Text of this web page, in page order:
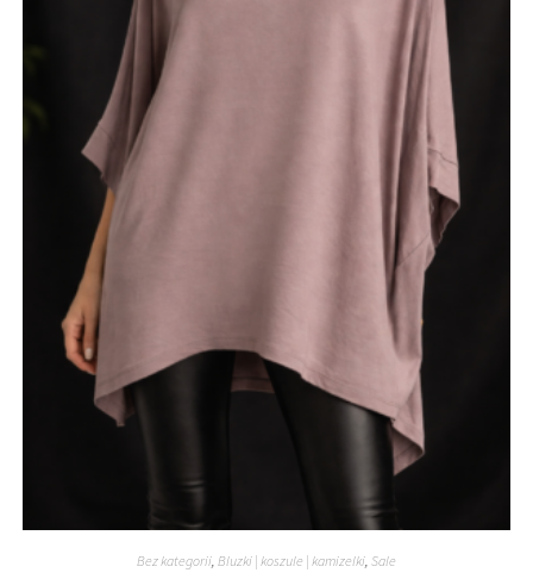
Bez kategorii Bluzki | koszule | kamizelki Sale